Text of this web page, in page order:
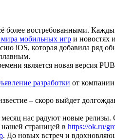
более востребованными.
мира мобильных игр и новостях
iOS, которая добавила ряд
является новая версия
разработки от компании
– скоро выйдет
нас радуют новые
нашей страницей в https://ok.ru/
. До новых встреч и